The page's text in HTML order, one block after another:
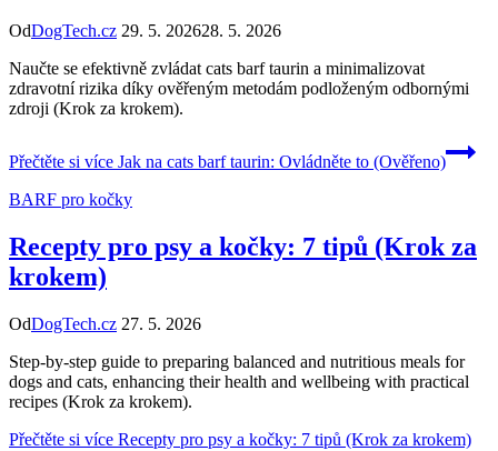
OdDogTech.cz 29. 5. 202628. 5. 2026
Naučte se efektivně zvládat cats barf taurin a minimalizovat
zdravotní rizika díky ověřeným metodám podloženým odbornými
zdroji (Krok za krokem).
Přečtěte si více Jak na cats barf taurin: Ovládněte to (Ověřeno)
BARF pro kočky
Recepty pro psy a kočky: 7 tipů (Krok za
krokem)
OdDogTech.cz 27. 5. 2026
Step-by-step guide to preparing balanced and nutritious meals for
dogs and cats, enhancing their health and wellbeing with practical
recipes (Krok za krokem).
Přečtěte si více Recepty pro psy a kočky: 7 tipů (Krok za krokem)